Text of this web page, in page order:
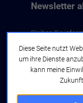
Newsletter
Bleiben Sie
Jetzt
Diese Seite nutzt
um ihre Dienste
kann meine